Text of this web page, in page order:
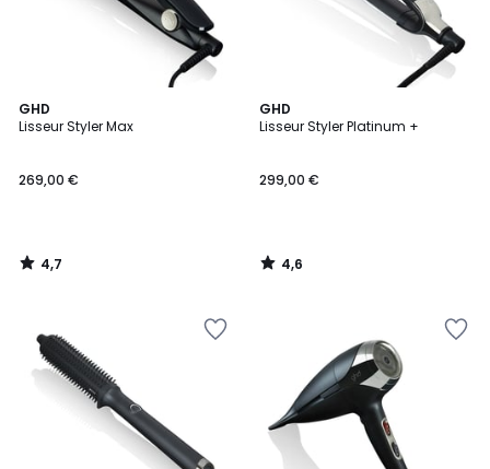
GHD
Lisseur Styler Max
269,00 €
4,7
/ 5
4,7
/
GHD
Lisseur Styler Platinum +
299,00 €
4,6
/ 5
4,6
/